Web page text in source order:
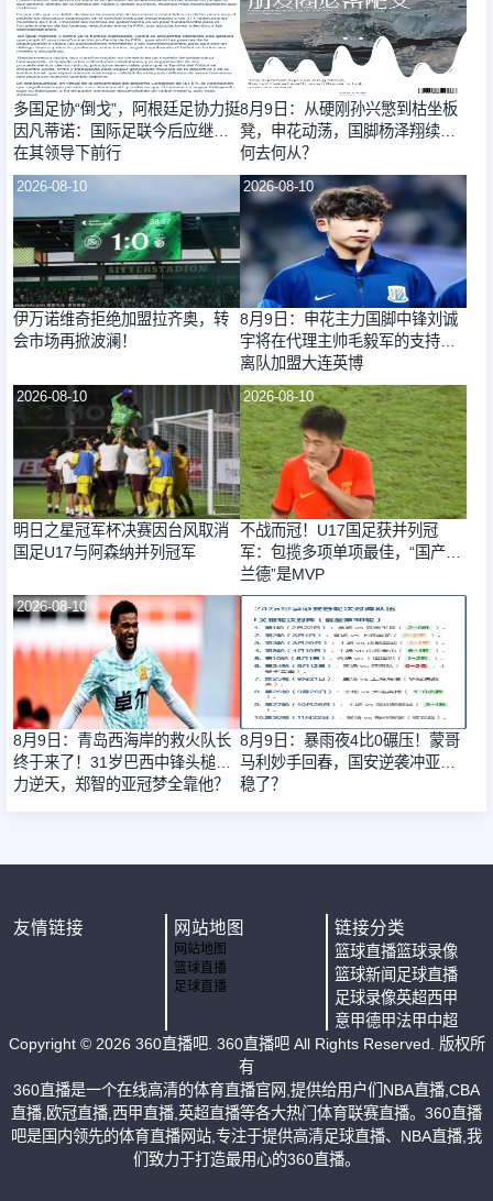
多国足协“倒戈”，阿根廷足协力挺
因凡蒂诺：国际足联今后应继续
在其领导下前行
8月9日：从硬刚孙兴慜到枯坐板
凳，申花动荡，国脚杨泽翔续约
何去何从？
2026-08-10
伊万诺维奇拒绝加盟拉齐奥，转
会市场再掀波澜！
2026-08-10
8月9日：申花主力国脚中锋刘诚
宇将在代理主帅毛毅军的支持下
离队加盟大连英博
2026-08-10
明日之星冠军杯决赛因台风取消
国足U17与阿森纳并列冠军
2026-08-10
不战而冠！U17国足获并列冠
军：包揽多项单项最佳，“国产哈
兰德”是MVP
2026-08-10
8月9日：青岛西海岸的救火队长
终于来了！31岁巴西中锋头槌能
力逆天，郑智的亚冠梦全靠他？
2026-08-10
8月9日：暴雨夜4比0碾压！蒙哥
马利妙手回春，国安逆袭冲亚冠
稳了？
友情链接 网站地图
网站地图
篮球直播
足球直播
链接分类
篮球直播篮球录像
篮球新闻 足球直播
足球录像英超西甲
意甲德甲法甲中超
Copyright © 2026 360直播吧. 360直播吧 All Rights Reserved. 版权所
有
360直播是一个在线高清的体育直播官网,提供给用户们NBA直播,CBA
直播,欧冠直播,西甲直播,英超直播等各大热门体育联赛直播。360直播
吧是国内领先的体育直播网站,专注于提供高清足球直播、NBA直播,我
们致力于打造最用心的360直播。